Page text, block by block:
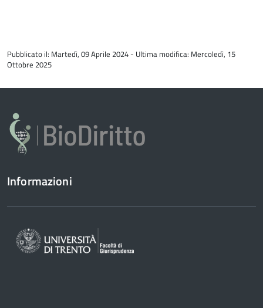
del
contenuto
Pubblicato il: Martedì, 09 Aprile 2024 - Ultima modifica: Mercoledì, 15
Ottobre 2025
Informazioni